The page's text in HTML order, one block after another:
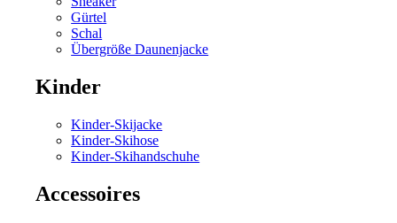
Gürtel
Schal
Übergröße Daunenjacke
Kinder
Kinder-Skijacke
Kinder-Skihose
Kinder-Skihandschuhe
Accessoires